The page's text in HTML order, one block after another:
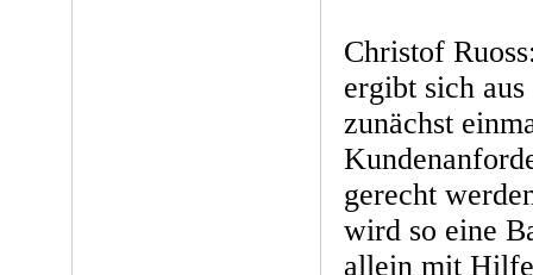
Christof
ergibt sich
zunächst
gerecht
wird so eine
allein mit